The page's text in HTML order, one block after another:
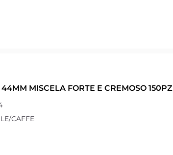
MISCELA FORTE E CREMOSO 150PZ
CAFFE